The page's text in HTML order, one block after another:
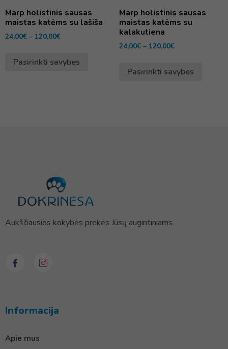
Marp holistinis sausas
maistas katėms su lašiša
24,00€ – 120,00€
Pasirinkti savybes
Marp holistinis sausas
maistas katėms su
kalakutiena
24,00€ – 120,00€
Pasirinkti savybes
Aukščiausios kokybės prekės Jūsų augintiniams.
Informacija
Apie mus